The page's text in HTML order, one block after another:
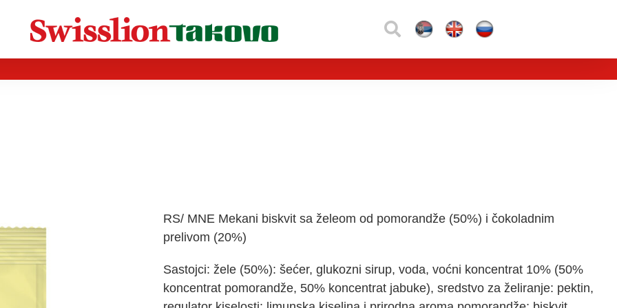
RS/ MNE Mekani biskvit sa želeom od pomorandže (50%) i čokoladnim
prelivom (20%)
Sastojci: žele (50%): šećer, glukozni sirup, voda, voćni koncentrat 10% (50%
koncentrat pomorandže, 50% koncentrat jabuke), sredstvo za želiranje: pektin,